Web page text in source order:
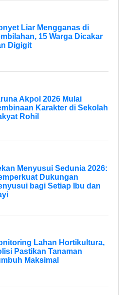
Liar Mengganas di
15 Warga Dicakar
Digigit
Akpol 2026 Mulai
Karakter di Sekolah
Rohil
Menyusui Sedunia 2026:
Dukungan
bagi Setiap Ibu dan
Lahan Hortikultura,
Pastikan Tanaman
Maksimal